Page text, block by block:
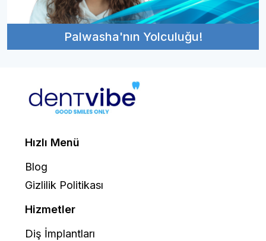
Palwasha'nın Yolculuğu!
Hızlı Menü
Blog
Gizlilik Politikası
Hizmetler
Diş İmplantları